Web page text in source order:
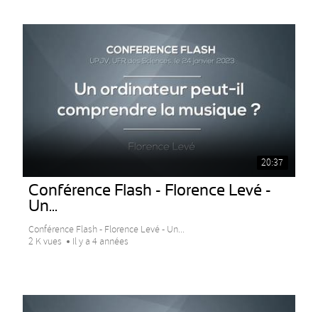
20:37
Conférence Flash - Florence Levé -
Un...
Conférence Flash - Florence Levé - Un...
2 K vues
Il y a 4 années